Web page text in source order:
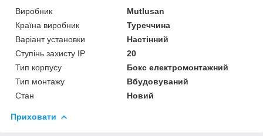
Виробник
Mutlusan
Країна виробник
Туреччина
Варіант установки
Настінний
Ступінь захисту IP
20
Тип корпусу
Бокс електромонтажний
Тип монтажу
Вбудовуваний
Стан
Новий
Приховати